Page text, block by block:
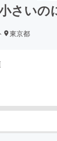
さい
東京都